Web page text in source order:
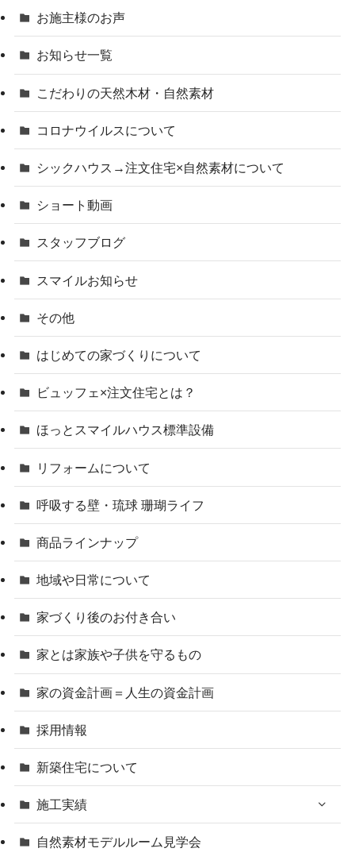
お施主様のお声
お知らせ一覧
こだわりの天然木材・自然素材
コロナウイルスについて
シックハウス→注文住宅×自然素材について
ショート動画
スタッフブログ
スマイルお知らせ
その他
はじめての家づくりについて
ビュッフェ×注文住宅とは？
ほっとスマイルハウス標準設備
リフォームについて
呼吸する壁・琉球 珊瑚ライフ
商品ラインナップ
地域や日常について
家づくり後のお付き合い
家とは家族や子供を守るもの
家の資金計画＝人生の資金計画
採用情報
新築住宅について
施工実績
自然素材モデルルーム見学会